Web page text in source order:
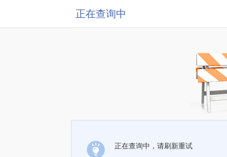
正在查询中
正在查询中，请刷新重试